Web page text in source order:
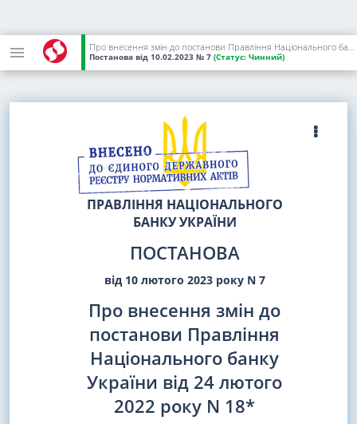
Про внесення змін до постанови Правління Національного банку України від 24 лютого 2022 року N 18
Постанова від 10.02.2023 № 7 (Статус: Чинний)
ПРАВЛІННЯ НАЦІОНАЛЬНОГО
БАНКУ УКРАЇНИ
ПОСТАНОВА
від 10 лютого 2023 року N 7
Про внесення змін до
постанови Правління
Національного банку
України від 24 лютого
2022 року N 18*